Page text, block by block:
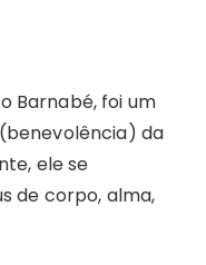
Barnabé, foi um
da
ele se
de corpo, alma,